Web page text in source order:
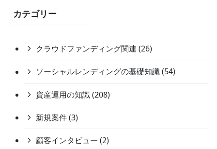
カテゴリー
クラウドファンディング関連 (26)
ソーシャルレンディングの基礎知識 (54)
資産運用の知識 (208)
新規案件 (3)
顧客インタビュー (2)